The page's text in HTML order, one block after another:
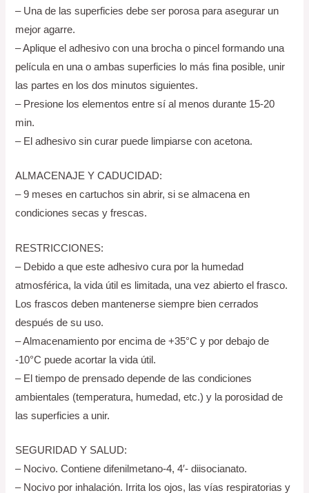
– Una de las superficies debe ser porosa para asegurar un
mejor agarre.
– Aplique el adhesivo con una brocha o pincel formando una
película en una o ambas superficies lo más fina posible, unir
las partes en los dos minutos siguientes.
– Presione los elementos entre sí al menos durante 15-20
min.
– El adhesivo sin curar puede limpiarse con acetona.
ALMACENAJE Y CADUCIDAD:
– 9 meses en cartuchos sin abrir, si se almacena en
condiciones secas y frescas.
RESTRICCIONES:
– Debido a que este adhesivo cura por la humedad
atmosférica, la vida útil es limitada, una vez abierto el frasco.
Los frascos deben mantenerse siempre bien cerrados
después de su uso.
– Almacenamiento por encima de +35°C y por debajo de
-10°C puede acortar la vida útil.
– El tiempo de prensado depende de las condiciones
ambientales (temperatura, humedad, etc.) y la porosidad de
las superficies a unir.
SEGURIDAD Y SALUD:
– Nocivo. Contiene difenilmetano-4, 4′- diisocianato.
– Nocivo por inhalación. Irrita los ojos, las vías respiratorias y